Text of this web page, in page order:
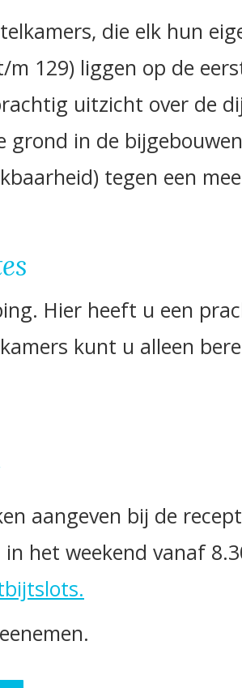
die elk hun
129) liggen op de
uitzicht over de
in de
tegen een
Hier heeft u een
kunt u alleen
aangeven bij de
het weekend vanaf